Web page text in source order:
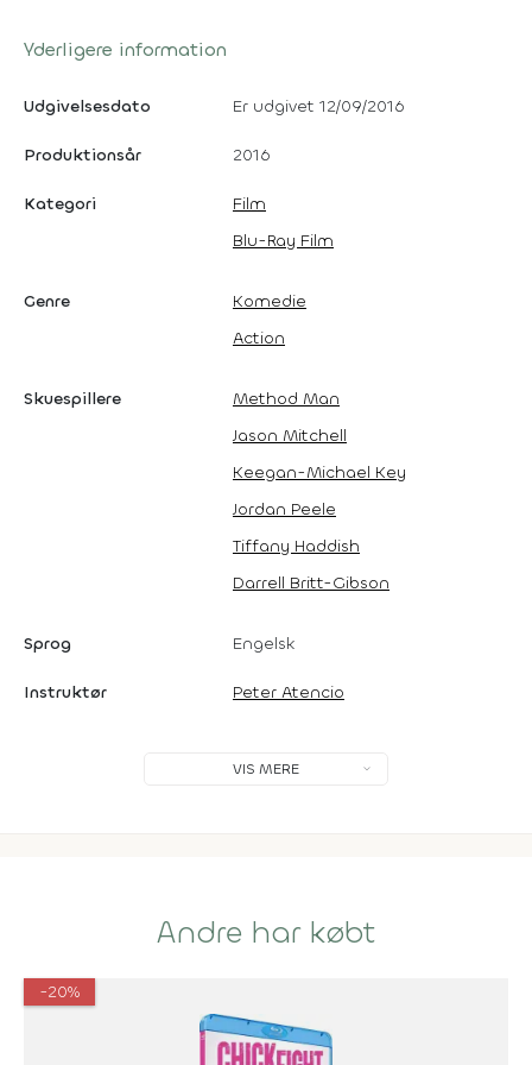
Yderligere information
Udgivelsesdato Er udgivet 12/09/2016
Produktionsår 2016
Kategori
Film
Blu-Ray Film
Genre
Komedie
Action
Skuespillere
Method Man
Jason Mitchell
Keegan-Michael Key
Jordan Peele
Tiffany Haddish
Darrell Britt-Gibson
Sprog Engelsk
Instruktør Peter Atencio
VIS MERE
Andre har købt
-20%